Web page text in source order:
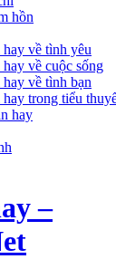
hồn
về tình yêu
về cuộc sống
về tình bạn
trong tiểu
hay
–